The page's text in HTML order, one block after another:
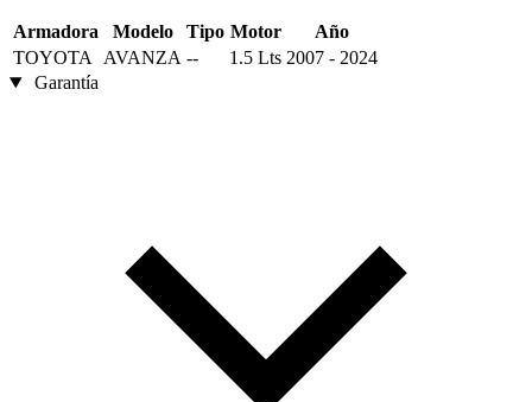
Armadora Modelo Tipo Motor
Año
TOYOTA
AVANZA -- 1.5 Lts 2007 - 2024
Garantía